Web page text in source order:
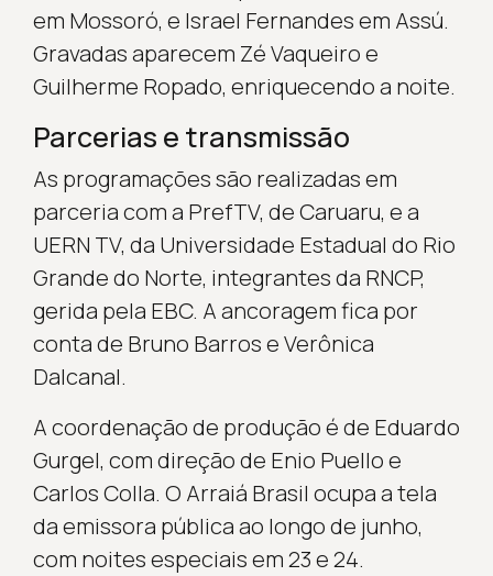
em Mossoró, e Israel Fernandes em Assú.
Gravadas aparecem Zé Vaqueiro e
Guilherme Ropado, enriquecendo a noite.
Parcerias e transmissão
As programações são realizadas em
parceria com a PrefTV, de Caruaru, e a
UERN TV, da Universidade Estadual do Rio
Grande do Norte, integrantes da RNCP,
gerida pela EBC. A ancoragem fica por
conta de Bruno Barros e Verônica
Dalcanal.
A coordenação de produção é de Eduardo
Gurgel, com direção de Enio Puello e
Carlos Colla. O Arraiá Brasil ocupa a tela
da emissora pública ao longo de junho,
com noites especiais em 23 e 24.